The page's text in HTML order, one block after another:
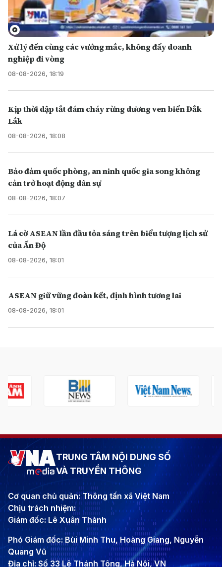
Xử lý đến cùng các vướng mắc, không đẩy doanh
nghiệp đi vòng
08-08-2026, 18:19
Kịp thời dập tắt đám cháy rừng dương ven biển Đắk
Lắk
08-08-2026, 18:08
Bảo đảm quốc phòng, an ninh quốc gia song không
cản trở hoạt động dân sự
08-08-2026, 18:07
Lá cờ ASEAN lần đầu tỏa sáng trên biểu tượng lịch sử
của Ấn Độ
08-08-2026, 18:01
ASEAN giữ vững đoàn kết, định hình tương lai
08-08-2026, 18:01
TRUNG TÂM NỘI DUNG SỐ
VÀ TRUYỀN THÔNG
Cơ quan chủ quản: Thông tấn xã Việt Nam
Chịu trách nhiệm:
Giám đốc: Lê Xuân Thành
Phó Giám đốc: Bùi Minh Thu, Hoàng Giang, Nguyễn
Quang Vũ
Địa chỉ: Số 33 Lê Thánh Tông, Hà Nội, VN